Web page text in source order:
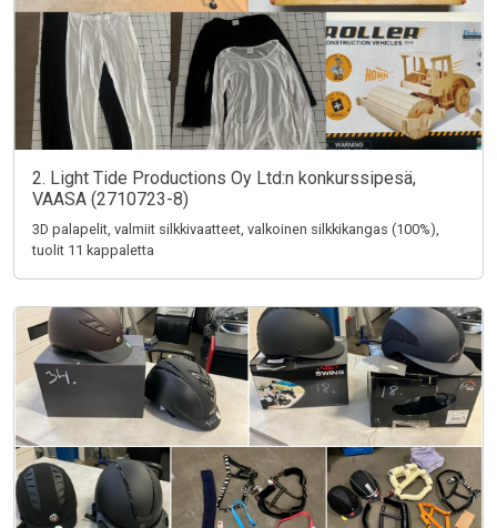
2. Light Tide Productions Oy Ltd:n konkurssipesä,
VAASA (2710723-8)
3D palapelit, valmiit silkkivaatteet, valkoinen silkkikangas (100%),
tuolit 11 kappaletta